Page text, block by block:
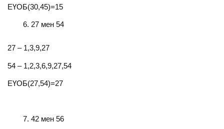
ЕҮОБ(30,45)=15
27 мен 54
27 – 1,3,9,27
54 – 1,2,3,6,9,27,54
ЕҮОБ(27,54)=27
42 мен 56